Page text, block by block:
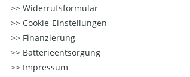
Widerrufsformular
Cookie-Einstellungen
Finanzierung
Batterieentsorgung
Impressum